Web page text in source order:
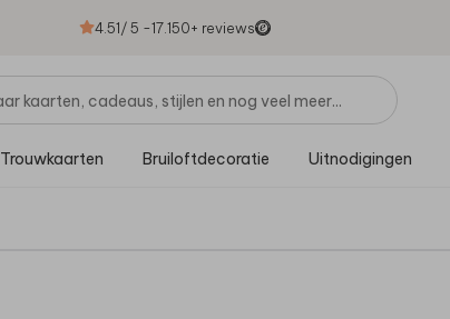
4.51/ 5 -17.150+ reviews
Trouwkaarten Bruiloftdecoratie Uitnodigingen